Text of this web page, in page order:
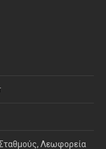
Λεωφορεία